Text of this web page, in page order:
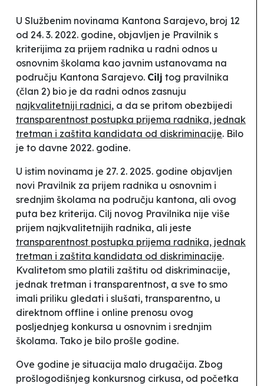
U Službenim novinama Kantona Sarajevo, broj 12
od 24. 3. 2022. godine, objavljen je Pravilnik s
kriterijima za prijem radnika u radni odnos u
osnovnim školama kao javnim ustanovama na
području Kantona Sarajevo. Cilj tog pravilnika
(član 2) bio je da radni odnos zasnuju
najkvalitetniji radnici, a da se pritom obezbijedi
transparentnost postupka prijema radnika, jednak
tretman i zaštita kandidata od diskriminacije. Bilo
je to davne 2022. godine.
U istim novinama je 27. 2. 2025. godine objavljen
novi Pravilnik za prijem radnika u osnovnim i
srednjim školama na području kantona, ali ovog
puta bez kriterija. Cilj novog Pravilnika nije više
prijem najkvalitetnijih radnika, ali jeste
transparentnost postupka prijema radnika, jednak
tretman i zaštita kandidata od diskriminacije.
Kvalitetom smo platili zaštitu od diskriminacije,
jednak tretman i transparentnost, a sve to smo
imali priliku gledati i slušati, transparentno, u
direktnom offline i online prenosu ovog
posljednjeg konkursa u osnovnim i srednjim
školama. Tako je bilo prošle godine.
Ove godine je situacija malo drugačija. Zbog
prošlogodišnjeg konkursnog cirkusa, od početka